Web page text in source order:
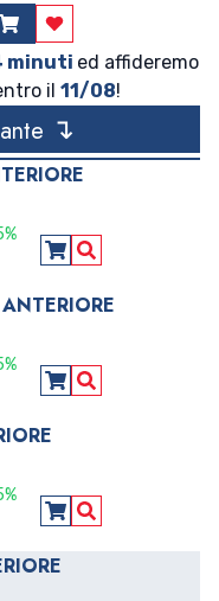
Aggiungi ai
minuti ed affideremo
il 11/08!
↴
Aggiungi al
Vedi Dettagli
Aggiungi al
Vedi Dettagli
Aggiungi al
Vedi Dettagli